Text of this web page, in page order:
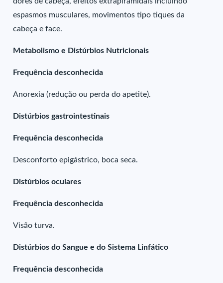
espasmos musculares, movimentos tipo tiques da
cabeça e face.
Metabolismo e Distúrbios Nutricionais
Frequência desconhecida
Anorexia (redução ou perda do apetite).
Distúrbios gastrointestinais
Frequência desconhecida
Desconforto epigástrico, boca seca.
Distúrbios oculares
Frequência desconhecida
Visão turva.
Distúrbios do Sangue e do Sistema Linfático
Frequência desconhecida